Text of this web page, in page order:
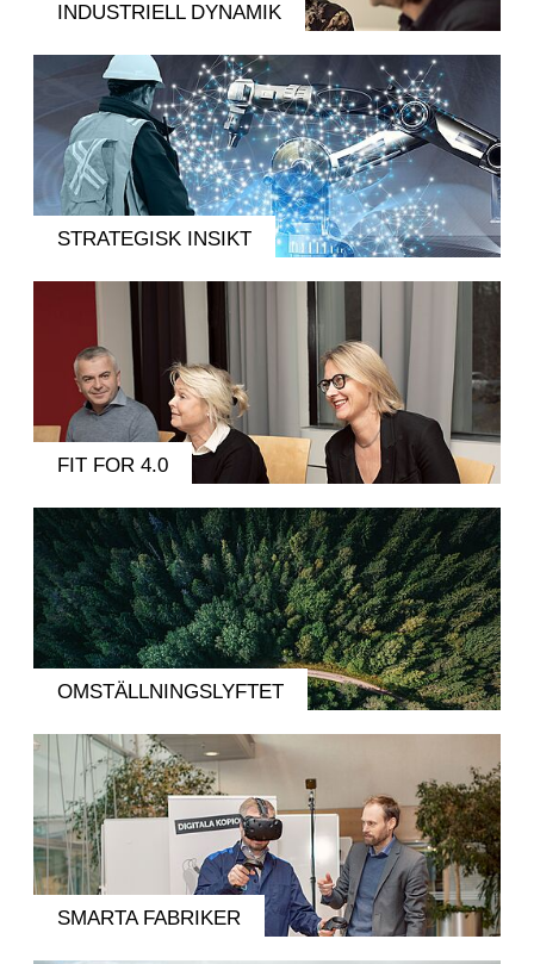
INDUSTRIELL DYNAMIK
STRATEGISK INSIKT
FIT FOR 4.0
OMSTÄLLNINGSLYFTET
SMARTA FABRIKER